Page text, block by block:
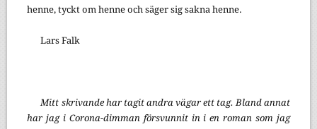
henne, tyckt om henne och säger sig sakna henne.
Lars Falk
Mitt skrivande har tagit andra vägar ett tag. Bland annat
har jag i Corona-dimman försvunnit in i en roman som jag